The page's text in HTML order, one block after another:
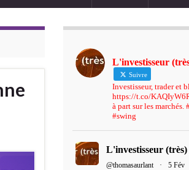
L'investisseur
Suivre
Investisseur, trader et
https://t.co/
à part sur les
#swing
L'investisseur
@thomasaurlant · 5 Fév